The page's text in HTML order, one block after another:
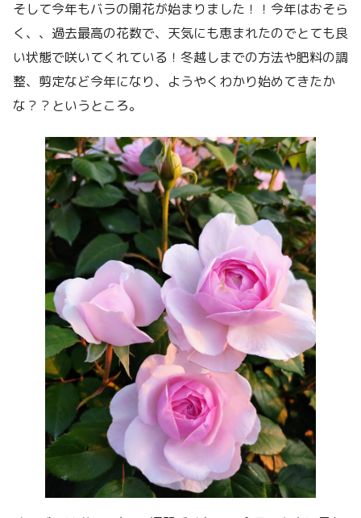
そして今年もバラの開花が始まりました！！今年はおそら
く、、過去最高の花数で、天気にも恵まれたのでとても良
い状態で咲いてくれている！冬越しまでの方法や肥料の調
整、剪定など今年になり、ようやくわかり始めてきたか
な？？というところ。